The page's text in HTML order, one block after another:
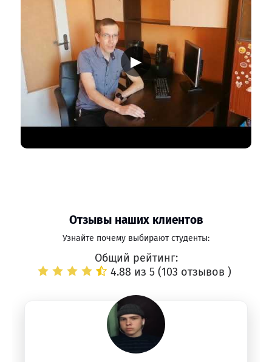
▶
Отзывы наших клиентов
Узнайте почему выбирают студенты:
Общий рейтинг:
4.88 из 5 (103 отзывов )